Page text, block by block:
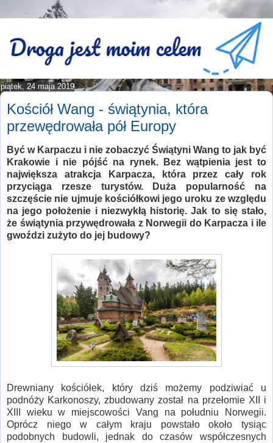
piątek, 24 maja 2019
Kościół Wang - świątynia, która
przewędrowała pół Europy
Być w Karpaczu i nie zobaczyć Świątyni Wang to jak być
Krakowie i nie pójść na rynek. Bez wątpienia jest to
największa atrakcja Karpacza, która przez cały rok
przyciąga rzesze turystów. Duża popularność na
szczęście nie ujmuje kościółkowi jego uroku ze względu
na jego położenie i niezwykłą historię. Jak to się stało,
że świątynia przywędrowała z Norwegii do Karpacza i ile
gwoździ zużyto do jej budowy?
Drewniany kościółek, który dziś możemy podziwiać u
podnóży Karkonoszy, zbudowany został na przełomie XII i
XIII wieku w miejscowości Vang na południu Norwegii.
Oprócz niego w całym kraju powstało około tysiąc
podobnych budowli, jednak do czasów współczesnych